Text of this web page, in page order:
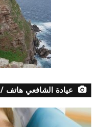
عيادة الشافعي هاتف /26421580